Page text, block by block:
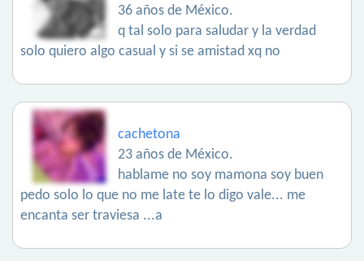
36 años de México.
q tal solo para saludar y la verdad
solo quiero algo casual y si se amistad xq no
cachetona
23 años de México.
hablame no soy mamona soy buen
pedo solo lo que no me late te lo digo vale... me
encanta ser traviesa ...a